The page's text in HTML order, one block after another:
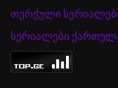
თურქული
სერიალები